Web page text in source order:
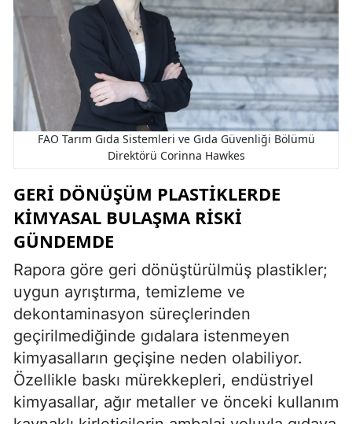
FAO Tarım Gıda Sistemleri ve Gıda Güvenliği Bölümü
Direktörü Corinna Hawkes
GERI DÖNÜŞÜM PLASTIKLERDE
KIMYASAL BULAŞMA RISKI
GÜNDEMDE
Rapora göre geri dönüştürülmüş plastikler;
uygun ayrıştırma, temizleme ve
dekontaminasyon süreçlerinden
geçirilmediğinde gıdalara istenmeyen
kimyasalların geçişine neden olabiliyor.
Özellikle baskı mürekkepleri, endüstriyel
kimyasallar, ağır metaller ve önceki kullanım